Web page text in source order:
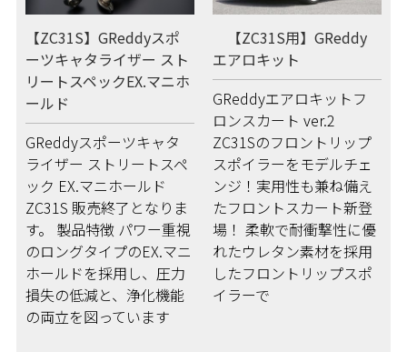
【ZC31S】GReddyスポ
ーツキャタライザー スト
リートスペックEX.マニホ
ールド
GReddyスポーツキャタ
ライザー ストリートスペ
ック EX.マニホールド
ZC31S 販売終了となりま
す。 製品特徴 パワー重視
のロングタイプのEX.マニ
ホールドを採用し、圧力
損失の低減と、浄化機能
の両立を図っています
【ZC31S用】GReddy
エアロキット
GReddyエアロキットフ
ロンスカート ver.2
ZC31Sのフロントリップ
スポイラーをモデルチェ
ンジ！実用性も兼ね備え
たフロントスカート新登
場！ 柔軟で耐衝撃性に優
れたウレタン素材を採用
したフロントリップスポ
イラーで